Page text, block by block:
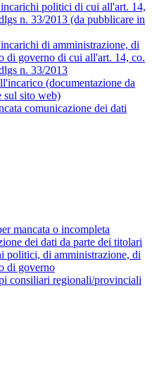
politici di cui all'art. 14,
n. 33/2013 (da pubblicare in
di amministrazione, di
di governo di cui all'art. 14, co.
n. 33/2013
(documentazione da
sul sito web)
comunicazione dei dati
mancata o incompleta
dei dati da parte dei titolari
politici, di amministrazione, di
di governo
consiliari regionali/provinciali